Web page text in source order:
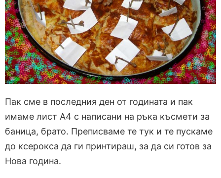
Пак сме в последния ден от годината и пак
имаме лист А4 с написани на ръка късмети за
баница, брато. Преписваме те тук и те пускаме
до ксерокса да ги принтираш, за да си готов за
Нова година.